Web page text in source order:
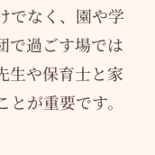
でなく、園や学
で過ごす場では
生や保育士と家
が重要です。